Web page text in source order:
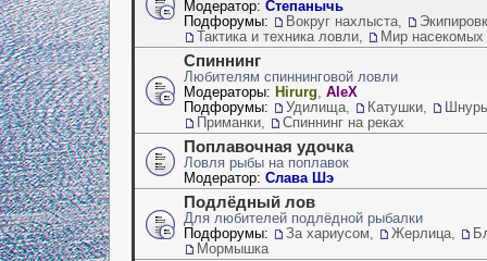
Модератор: Степанычь
Подфорумы:
Вокруг нахлыста
Тактика и техника ловли
Мир насекомых
Спиннинг
Любителям спиннинговой ловли
Модераторы: Hirurg
AleX
Подфорумы:
Удилища Катушки
Приманки
Спиннинг на реках
Поплавочная удочка
Ловля рыбы на поплавок
Модератор: Слава Шэ
Подлёдный лов
Для любителей подлёдной рыбалки
Подфорумы:
За хариусом Жерлица
Мормышка